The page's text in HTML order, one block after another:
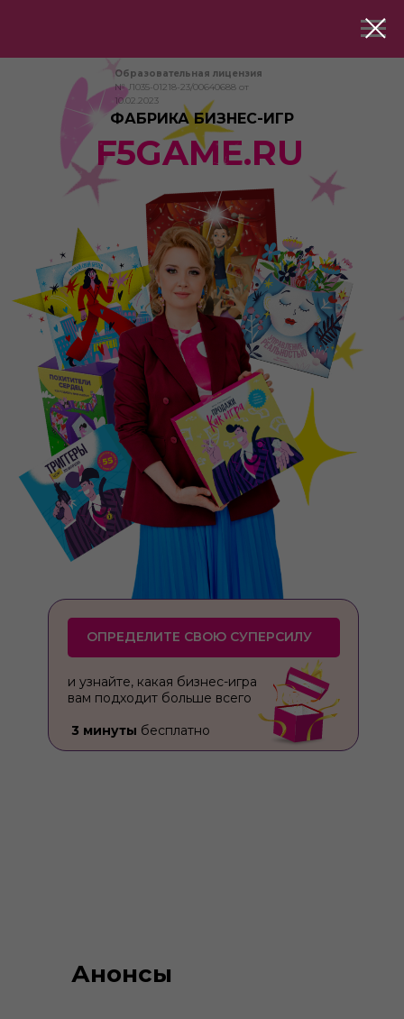
F5GAME.RU
ФАБРИКА БИЗНЕС-ИГР
и узнайте, какая бизнес-игра
вам подходит больше всего
3 минуты бесплатно
ОПРЕДЕЛИТЕ СВОЮ СУПЕРСИЛУ
Образовательная лицензия
№ Л035-01218-23/00640688 от
10.02.2023
Анонсы